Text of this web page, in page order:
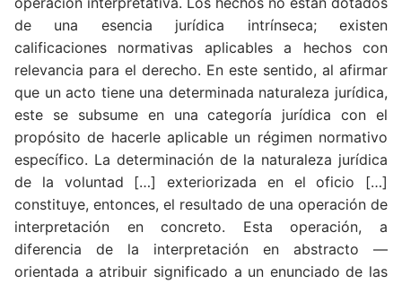
de una esencia jurídica intrínseca; existen
calificaciones normativas aplicables a hechos con
relevancia para el derecho. En este sentido, al afirmar
que un acto tiene una determinada naturaleza jurídica,
este se subsume en una categoría jurídica con el
propósito de hacerle aplicable un régimen normativo
específico. La determinación de la naturaleza jurídica
de la voluntad […] exteriorizada en el oficio […]
constituye, entonces, el resultado de una operación de
interpretación en concreto. Esta operación, a
diferencia de la interpretación en abstracto —
orientada a atribuir significado a un enunciado de las